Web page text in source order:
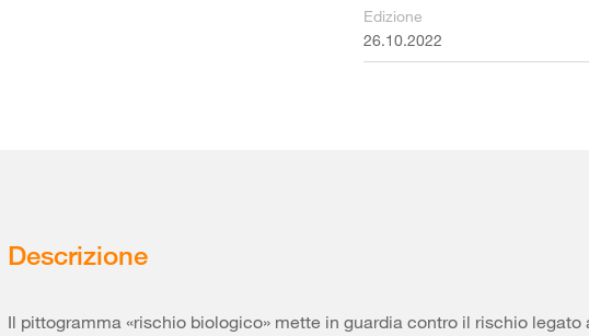
Edizione
26.10.2022
Descrizione
Il pittogramma «rischio biologico» mette in guardia contro il rischio legato